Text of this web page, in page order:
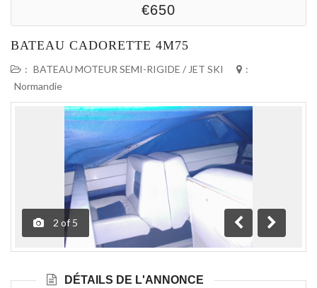
€650
BATEAU CADORETTE 4M75
: BATEAU MOTEUR SEMI-RIGIDE / JET SKI
:
Normandie
2 of 5
Précédente
Suivante
DÉTAILS DE L'ANNONCE